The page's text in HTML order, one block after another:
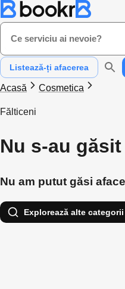
Ce serviciu ai nevoie?
Listează-ți afacerea
Acasă Cosmetica
Fălticeni
Nu s-au
Nu am putut găsi
Explorează alte categorii